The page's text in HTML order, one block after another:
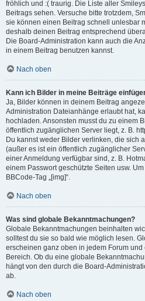
fröhlich und :( traurig. Die Liste aller
Beitrags sehen. Versuche bitte trotzdem,
sie können einen Beitrag schnell unlesbar
deshalb deinen Beitrag entsprechend
Die Board-Administration kann auch die
in einem Beitrag benutzen kannst.
Nach oben
Kann ich Bilder in meine Beiträge
Ja, Bilder können in deinem Beitrag
Administration Dateianhänge erlaubt hat,
hochladen. Ansonsten musst du zu einem
öffentlich zugänglichen Server liegt, z. B.
Du kannst weder Bilder verlinken, die sich
(außer es ist ein öffentlich zugänglicher
einer Anmeldung verfügbar sind, z. B.
einem Passwort geschützte Seiten usw.
BBCode-Tag „[img]“.
Nach oben
Was sind globale Bekanntmachungen?
Globale Bekanntmachungen beinhalten
solltest du sie so bald wie möglich lesen.
erscheinen ganz oben in jedem Forum
Bereich. Ob du eine globale
hängt von den durch die Board-
ab.
Nach oben